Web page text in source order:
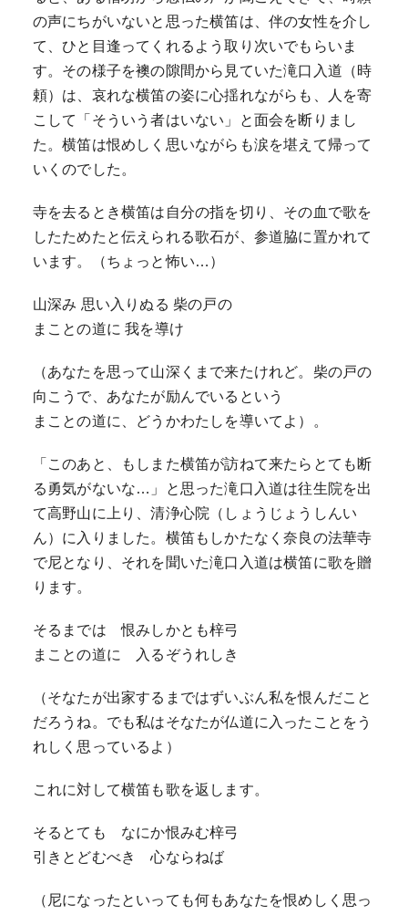
の声にちがいないと思った横笛は、伴の女性を介し
て、ひと目逢ってくれるよう取り次いでもらいま
す。その様子を襖の隙間から見ていた滝口入道（時
頼）は、哀れな横笛の姿に心揺れながらも、人を寄
こして「そういう者はいない」と面会を断りまし
た。横笛は恨めしく思いながらも涙を堪えて帰って
いくのでした。
寺を去るとき横笛は自分の指を切り、その血で歌を
したためたと伝えられる歌石が、参道脇に置かれて
います。（ちょっと怖い…）
山深み 思い入りぬる 柴の戸の
まことの道に 我を導け
（あなたを思って山深くまで来たけれど。柴の戸の
向こうで、あなたが励んでいるという
まことの道に、どうかわたしを導いてよ）。
「このあと、もしまた横笛が訪ねて来たらとても断
る勇気がないな…」と思った滝口入道は往生院を出
て高野山に上り、清浄心院（しょうじょうしんい
ん）に入りました。横笛もしかたなく奈良の法華寺
で尼となり、それを聞いた滝口入道は横笛に歌を贈
ります。
そるまでは 恨みしかとも梓弓
まことの道に 入るぞうれしき
（そなたが出家するまではずいぶん私を恨んだこと
だろうね。でも私はそなたが仏道に入ったことをう
れしく思っているよ）
これに対して横笛も歌を返します。
そるとても なにか恨みむ梓弓
引きとどむべき 心ならねば
（尼になったといっても何もあなたを恨めしく思っ